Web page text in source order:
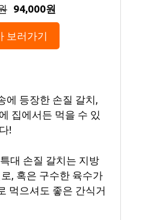
94,000원
보러가기
에 등장한 손질 갈치,
집에서든 먹을 수 있
!
대 손질 갈치는 지방
, 혹은 구수한 육수가
먹으셔도 좋은 간식거